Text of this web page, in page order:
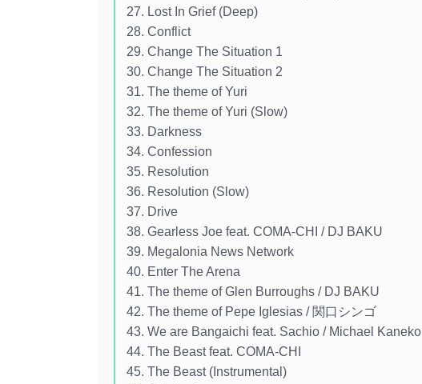
27. Lost In Grief (Deep)
28. Conflict
29. Change The Situation 1
30. Change The Situation 2
31. The theme of Yuri
32. The theme of Yuri (Slow)
33. Darkness
34. Confession
35. Resolution
36. Resolution (Slow)
37. Drive
38. Gearless Joe feat. COMA-CHI / DJ BAKU
39. Megalonia News Network
40. Enter The Arena
41. The theme of Glen Burroughs / DJ BAKU
42. The theme of Pepe Iglesias / 関口シンゴ
43. We are Bangaichi feat. Sachio / Michael Kaneko
44. The Beast feat. COMA-CHI
45. The Beast (Instrumental)